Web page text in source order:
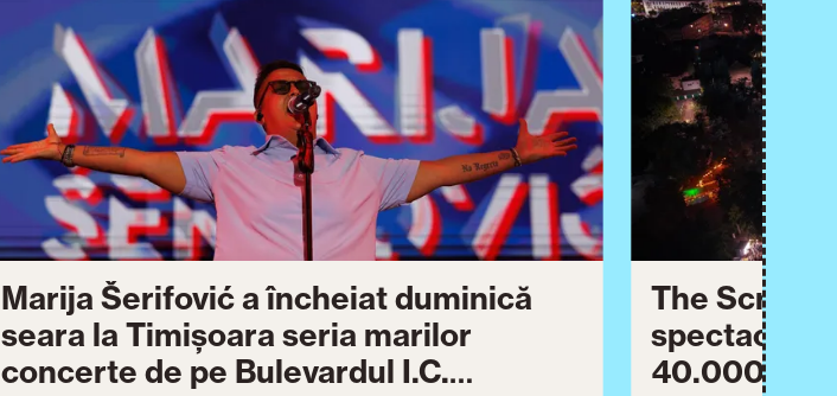
Marija Šerifović a încheiat duminică
seara la Timișoara seria marilor
concerte de pe Bulevardul I.C.
The Script
40.000 de